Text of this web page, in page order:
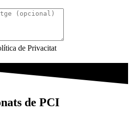
de Privacitat
de PCI